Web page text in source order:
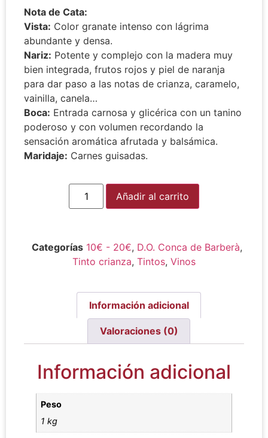
Nota de Cata:
Vista: Color granate intenso con lágrima
abundante y densa.
Nariz: Potente y complejo con la madera muy
bien integrada, frutos rojos y piel de naranja
para dar paso a las notas de crianza, caramelo,
vainilla, canela…
Boca: Entrada carnosa y glicérica con un tanino
poderoso y con volumen recordando la
sensación aromática afrutada y balsámica.
Maridaje: Carnes guisadas.
Añadir al carrito
Categorías 10€ - 20€, D.O. Conca de Barberà,
Tinto crianza, Tintos, Vinos
Información adicional
Valoraciones (0)
Información adicional
Peso
1 kg